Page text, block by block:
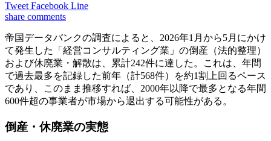
Tweet Facebook Line
share comments
帝国データバンクの調査によると、2026年1月から5月にかけ
て発生した「経営コンサルティング業」の倒産（法的整理）
および休廃業・解散は、累計242件に達した。これは、年間
で過去最多を記録した前年（計568件）を約1割上回るペース
であり、このまま推移すれば、2000年以降で最多となる年間
600件超の事業者が市場から退出する可能性がある。
倒産・休廃業の実態